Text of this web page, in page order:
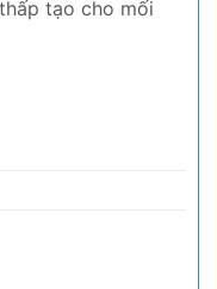
tạo cho mối